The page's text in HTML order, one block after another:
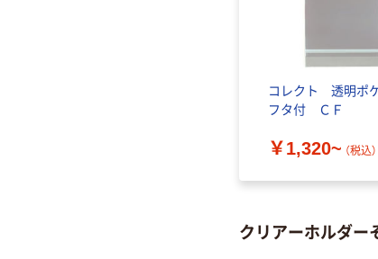
コレクト 透明ポ
フタ付 ＣＦ
￥1,320~ （税込）
クリアーホルダー